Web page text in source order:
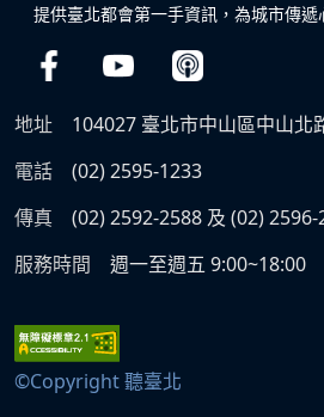
提供臺北都會第一手資訊，為城市傳遞
地址
104027 臺北市中山區中山北
電話
(02) 2595-1233
傳真
(02) 2592-2588 及 (02) 2596-
服務時間
週一至週五 9:00~18:00
©Copyright 聽臺北